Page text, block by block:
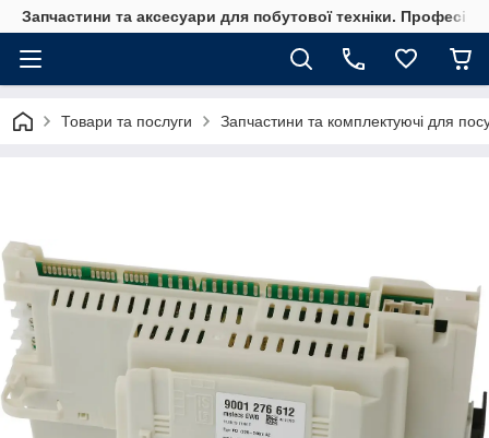
Запчастини та аксесуари для побутової техніки.
Товари та послуги Запчастини та комплектуючі для